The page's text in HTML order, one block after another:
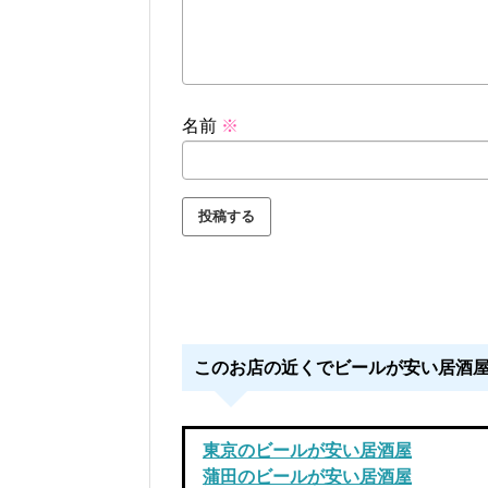
名前 ※
このお店の近くでビールが安い居酒
東京のビールが安い居酒屋
蒲田のビールが安い居酒屋